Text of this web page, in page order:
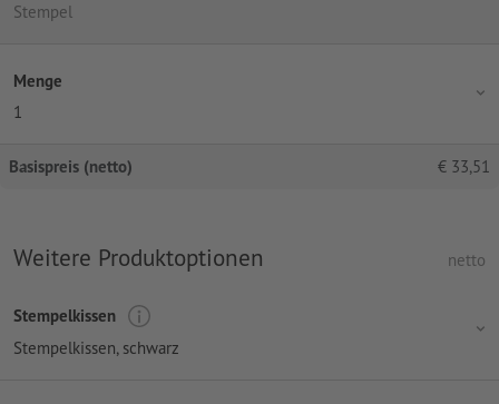
Stempel
Menge
1
Basispreis (netto) € 33,51
Weitere Produktoptionen netto
Stempelkissen
Stempelkissen, schwarz